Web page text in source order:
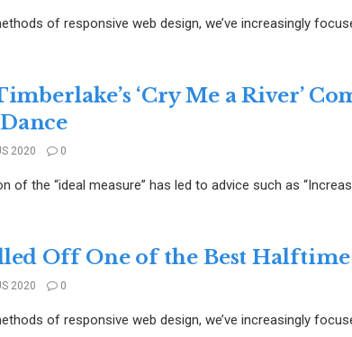
of responsive web design, we’ve increasingly
‘Cry Me a River’
2020 0
of the “ideal measure” has led to advice such as
Off One of the Best Halftime
2020 0
of responsive web design, we’ve increasingly